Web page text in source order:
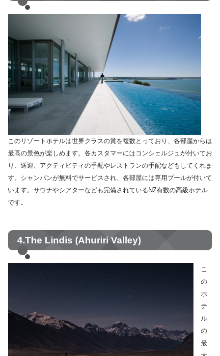
このリゾートホテルは世界クラスの賞を複数とっており、各部屋からは
最高の景色が楽しめます。各カスタマーにはコンシェルジュが付いてお
り、送迎、アクティビティの手配やレストランの手配などもしてくれま
す。シャンパンが無料でサービスされ、各部屋には専用プールが付いて
います。サウナやシアターなども完備されているNZ有数の高級ホテル
です。
4.The Lindis (Ahuriri Valley)
こ
の
ホ
テ
ル
の
最